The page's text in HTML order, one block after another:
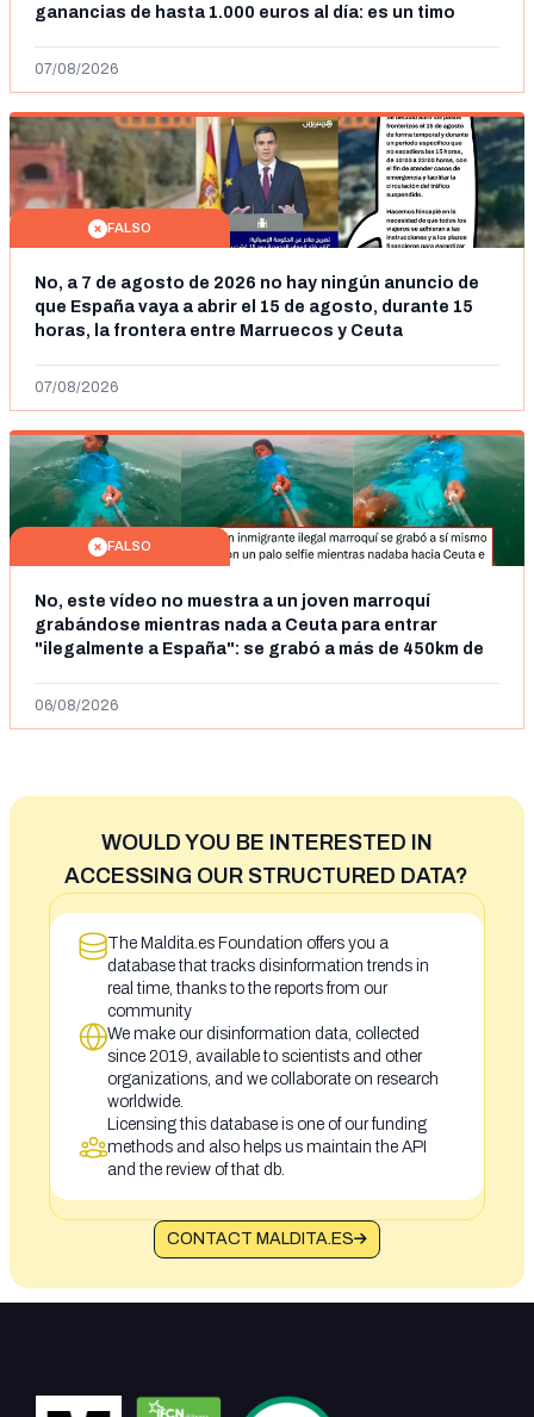
ganancias de hasta 1.000 euros al día: es un timo
07/08/2026
FALSO
No, a 7 de agosto de 2026 no hay ningún anuncio de
que España vaya a abrir el 15 de agosto, durante 15
horas, la frontera entre Marruecos y Ceuta
07/08/2026
FALSO
No, este vídeo no muestra a un joven marroquí
grabándose mientras nada a Ceuta para entrar
"ilegalmente a España": se grabó a más de 450km de
06/08/2026
WOULD YOU BE INTERESTED IN
ACCESSING OUR STRUCTURED DATA?
The Maldita.es Foundation offers you a
database that tracks disinformation trends in
real time, thanks to the reports from our
community
We make our disinformation data, collected
since 2019, available to scientists and other
organizations, and we collaborate on research
worldwide.
Licensing this database is one of our funding
methods and also helps us maintain the API
and the review of that db.
CONTACT MALDITA.ES